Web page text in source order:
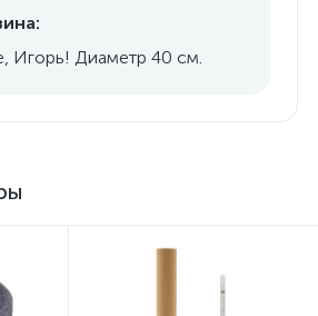
Игорь! Диаметр 40 см.